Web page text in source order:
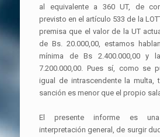
al equivalente a 360 UT, de
previsto en el artículo 533 de la
premisa que el valor de la UT
de Bs. 20.000,00, estamos
mínima de Bs 2.400.000,00 y
7.200.000,00. Pues sí, como se
igual de intrascendente la multa,
sanción es menor que el propio
El presente informe es
interpretación general, de surgir